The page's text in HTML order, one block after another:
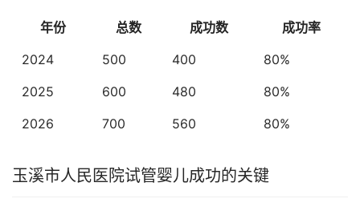
年份 总数 成功数
成功率
2024
500 400
80%
2025
600 480
80%
2026
700 560 80%
玉溪市人民医院试管婴儿成功的关键